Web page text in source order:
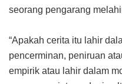
seorang pengarang
“Apakah cerita itu lahir
pencerminan, peniruan
empirik atau lahir dalam